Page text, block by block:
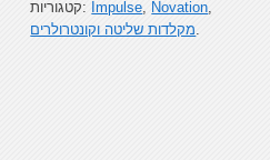
קטגוריות: Impulse Novation
מקלדות שליטה וקונטרולרים